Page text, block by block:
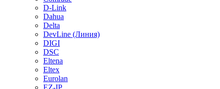
D-Link
Dahua
Delta
DevLine (Линия)
DIGI
DSC
Eltena
Eltex
Eurolan
EZ-IP